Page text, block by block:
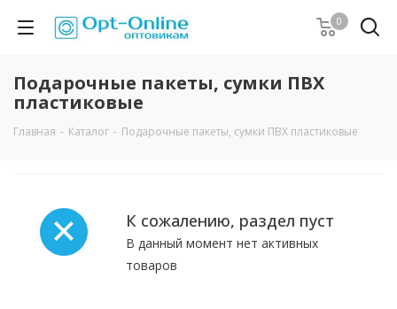
0
Подарочные пакеты, сумки ПВХ
пластиковые
Главная - Каталог - Подарочные пакеты, сумки ПВХ пластиковые
К сожалению, раздел пуст
В данный момент нет активных
товаров